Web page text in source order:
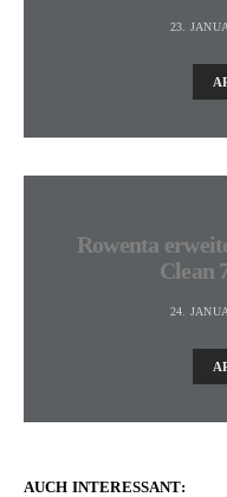
23.
Rowenta
Clean
24.
AUCH INTERESSANT: